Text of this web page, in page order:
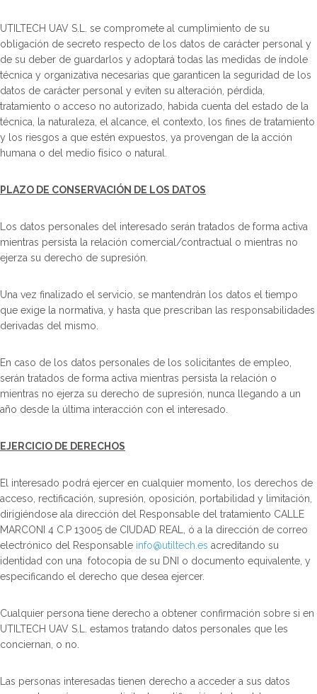
UTILTECH UAV S.L. se compromete al cumplimiento de su
obligación de secreto respecto de los datos de carácter personal y
de su deber de guardarlos y adoptará todas las medidas de índole
técnica y organizativa necesarias que garanticen la seguridad de los
datos de carácter personal y eviten su alteración, pérdida,
tratamiento o acceso no autorizado, habida cuenta del estado de la
técnica, la naturaleza, el alcance, el contexto, los fines de tratamiento
y los riesgos a que estén expuestos, ya provengan de la acción
humana o del medio físico o natural.
PLAZO DE CONSERVACIÓN DE LOS DATOS
Los datos personales del interesado serán tratados de forma activa
mientras persista la relación comercial/contractual o mientras no
ejerza su derecho de supresión.
Una vez finalizado el servicio, se mantendrán los datos el tiempo
que exige la normativa, y hasta que prescriban las responsabilidades
derivadas del mismo.
En caso de los datos personales de los solicitantes de empleo,
serán tratados de forma activa mientras persista la relación o
mientras no ejerza su derecho de supresión, nunca llegando a un
año desde la última interacción con el interesado.
EJERCICIO DE DERECHOS
El interesado podrá ejercer en cualquier momento, los derechos de
acceso, rectificación, supresión, oposición, portabilidad y limitación,
dirigiéndose ala dirección del Responsable del tratamiento CALLE
MARCONI 4 C.P 13005 de CIUDAD REAL, ó a la dirección de correo
electrónico del Responsable info@utiltech.es acreditando su
identidad con una fotocopia de su DNI o documento equivalente, y
especificando el derecho que desea ejercer.
Cualquier persona tiene derecho a obtener confirmación sobre si en
UTILTECH UAV S.L. estamos tratando datos personales que les
conciernan, o no.
Las personas interesadas tienen derecho a acceder a sus datos